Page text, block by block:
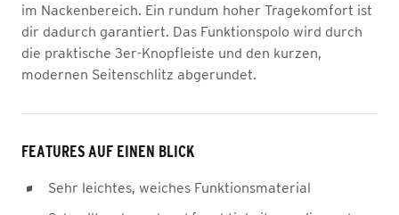
im Nackenbereich. Ein rundum hoher Tragekomfort ist
dir dadurch garantiert. Das Funktionspolo wird durch
die praktische 3er-Knopfleiste und den kurzen,
modernen Seitenschlitz abgerundet.
FEATURES AUF EINEN BLICK
Sehr leichtes, weiches Funktionsmaterial